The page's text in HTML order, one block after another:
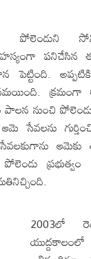
పోలెండుని
పనిచేసిన
పెట్టింది.
పాలన నుంచి
సేవలను
ఆమెకు
పోలెండు
2003లో